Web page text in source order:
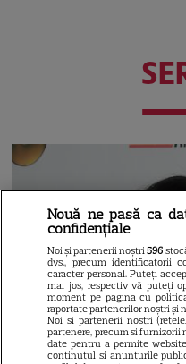
Nouă ne pasă ca
confidențiale
Noi și partenerii noștri596
dvs., precum identificatorii
caracter personal. Puteți
mai jos, respectiv vă puteți
moment pe pagina cu
raportate partenerilor noștri și
Noi si partenerii nostri
partenere, precum si furnizorii
date pentru a permite
continutul si anunturile